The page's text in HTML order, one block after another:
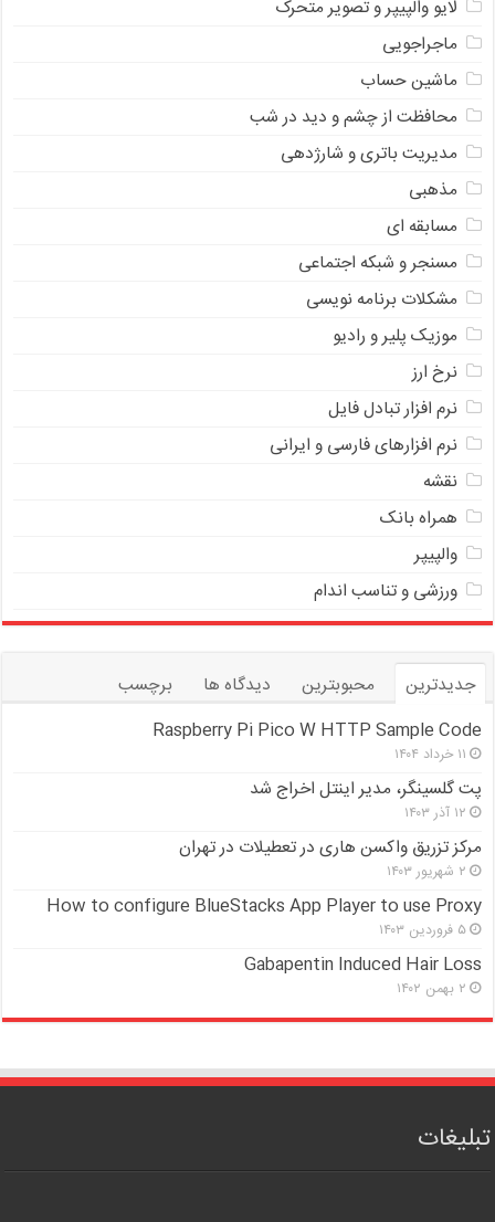
لایو والپیپر و تصویر متحرک
ماجراجویی
ماشین حساب
محافظت از چشم و دید در شب
مدیریت باتری و شارژدهی
مذهبی
مسابقه ای
مسنجر و شبکه اجتماعی
مشکلات برنامه نویسی
موزیک پلیر و رادیو
نرخ ارز
ﻧﺮﻡ ﺍﻓﺰﺍﺭ ﺗﺒﺎﺩﻝ ﻓﺎﻳﻞ
نرم افزارهای فارسی و ایرانی
نقشه
همراه بانک
والپیپر
ورزشی و تناسب اندام
جدیدترین محبوبترین دیدگاه ها
برچسب
Raspberry Pi Pico W HTTP Sample Code
۱۱ خرداد ۱۴۰۴
پت گلسینگر، مدیر اینتل اخراج شد
۱۲ آذر ۱۴۰۳
مرکز تزریق واکسن هاری در تعطیلات در تهران
۲ شهریور ۱۴۰۳
How to configure BlueStacks App Player to use Proxy
۵ فروردین ۱۴۰۳
Gabapentin Induced Hair Loss
۲ بهمن ۱۴۰۲
تبلیغات